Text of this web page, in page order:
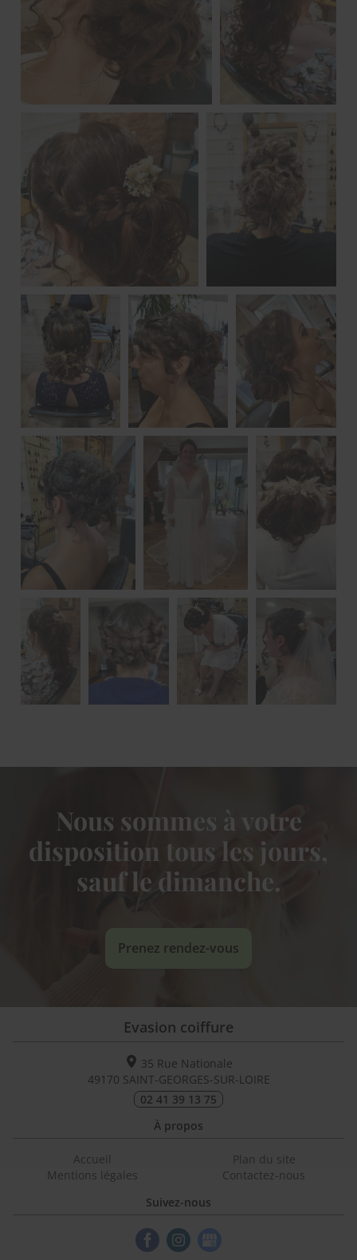
Nous sommes à votre
disposition tous les jours,
sauf le dimanche.
Prenez rendez-vous
Evasion coiffure
35 Rue Nationale
49170 SAINT-GEORGES-SUR-LOIRE
02 41 39 13 75
À propos
Accueil
Mentions légales
Plan du site
Contactez-nous
Suivez-nous